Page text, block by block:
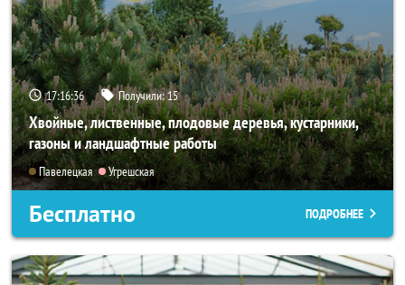
17:16:34 Получили:15
Хвойные, лиственные, плодовые деревья, кустарники,
газоны и ландшафтные работы
Павелецкая Угрешская
Бесплатно ПОДРОБНЕЕ